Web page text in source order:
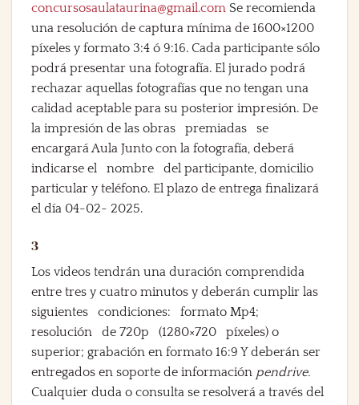
concursosaulataurina@gmail.com Se recomienda
una resolución de captura mínima de 1600×1200
píxeles y formato 3:4 ó 9:16. Cada participante sólo
podrá presentar una fotografía. El jurado podrá
rechazar aquellas fotografías que no tengan una
calidad aceptable para su posterior impresión. De
la impresión de las obras premiadas se
encargará Aula Junto con la fotografía, deberá
indicarse el nombre del participante, domicilio
particular y teléfono. El plazo de entrega finalizará
el día 04-02- 2025.
3
Los videos tendrán una duración comprendida
entre tres y cuatro minutos y deberán cumplir las
siguientes condiciones: formato Mp4;
resolución de 720p (1280×720 píxeles) o
superior; grabación en formato 16:9 Y deberán ser
entregados en soporte de información pendrive.
Cualquier duda o consulta se resolverá a través del